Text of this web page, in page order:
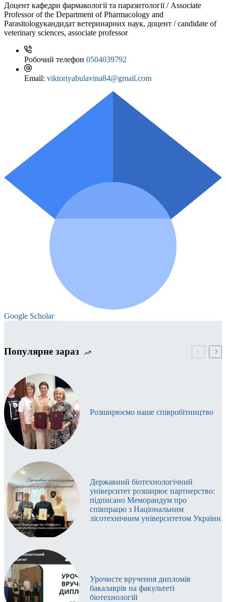
Доцент кафедри фармакології та паразитології / Associate
Professor of the Department of Pharmacology and
Parasitologyкандидат ветеринарних наук, доцент / candidate of
veterinary sciences, associate professor
Робочий телефон 0504039792
Email: viktoriyabulavina84@gmail.com
Google Scholar
Популярне зараз
Розширюємо наше співробітництво
Державний біотехнологічний
університет розширює партнерство:
підписано Меморандум про
співпрацю з Національним
лісотехнічним університетом України
Урочисте вручення дипломів
бакалаврів на факультеті
біотехнологій